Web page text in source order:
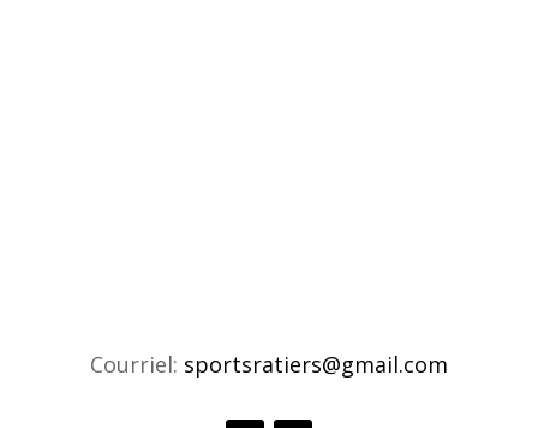
Courriel: sportsratiers@gmail.com